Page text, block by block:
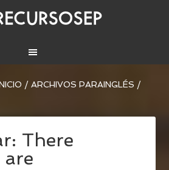
/ ARCHIVOS PARAINGLÉS /
There